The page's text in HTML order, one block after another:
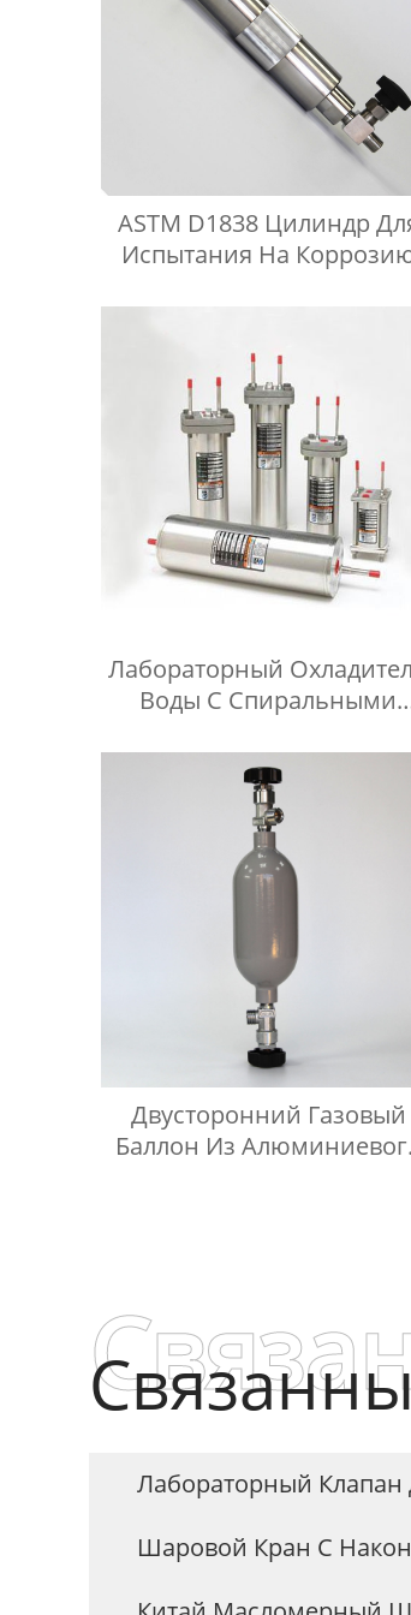
ASTM D1838 Цилиндр
Испытания На
Сжиженного Нефтяного
Газа
Лабораторный
Воды С Спиральными
Двусторонний Газовый
Баллон Из
Лабораторный
Шаровой Кран С